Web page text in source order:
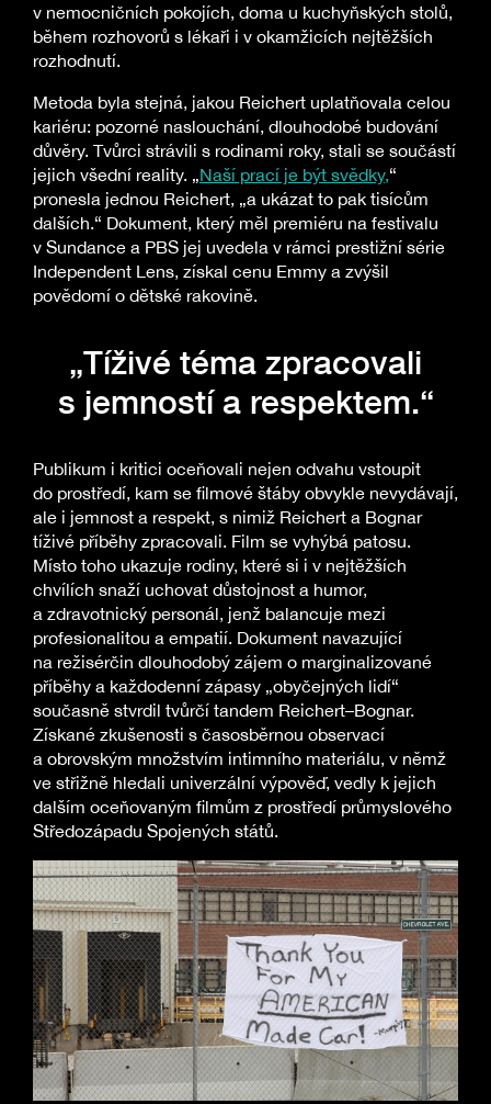
v nemocničních pokojích, doma u kuchyňských stolů,
během rozhovorů s lékaři i v okamžicích nejtěžších
rozhodnutí.
Metoda byla stejná, jakou Reichert uplatňovala celou
kariéru: pozorné naslouchání, dlouhodobé budování
důvěry. Tvůrci strávili s rodinami roky, stali se součástí
jejich všední reality. „Naší prací je být svědky,“
pronesla jednou Reichert, „a ukázat to pak tisícům
dalších.“ Dokument, který měl premiéru na festivalu
v Sundance a PBS jej uvedela v rámci prestižní série
Independent Lens, získal cenu Emmy a zvýšil
povědomí o dětské rakovině.
„Tíživé téma zpracovali
s jemností a respektem.“
Publikum i kritici oceňovali nejen odvahu vstoupit
do prostředí, kam se filmové štáby obvykle nevydávají,
ale i jemnost a respekt, s nimiž Reichert a Bognar
tíživé příběhy zpracovali. Film se vyhýbá patosu.
Místo toho ukazuje rodiny, které si i v nejtěžších
chvílích snaží uchovat důstojnost a humor,
a zdravotnický personál, jenž balancuje mezi
profesionalitou a empatií. Dokument navazující
na režisérčin dlouhodobý zájem o marginalizované
příběhy a každodenní zápasy „obyčejných lidí“
současně stvrdil tvůrčí tandem Reichert–Bognar.
Získané zkušenosti s časosběrnou observací
a obrovským množstvím intimního materiálu, v němž
ve střižně hledali univerzální výpověď, vedly k jejich
dalším oceňovaným filmům z prostředí průmyslového
Středozápadu Spojených států.